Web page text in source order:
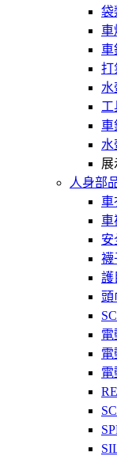
袋
車
車
打
水
工
車
水
展
人身部
車
車
安
襪
護
頭
電
電
電